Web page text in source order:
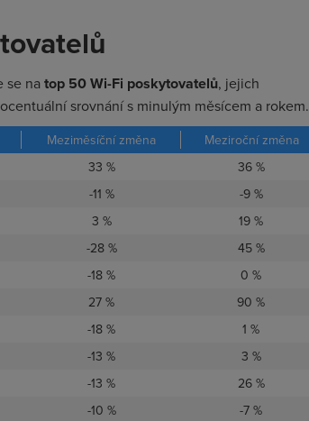
se natop 50 Wi-Fi poskytovatelů, jejich
srovnání s minulým měsícem a rokem.
Meziměsíční změna
Meziroční změna
33 %
36 %
-11 %
-9 %
3 %
19 %
-28 %
45 %
-18 %
0 %
27 %
90 %
-18 %
1 %
-13 %
3 %
-13 %
26 %
-10 %
-7 %